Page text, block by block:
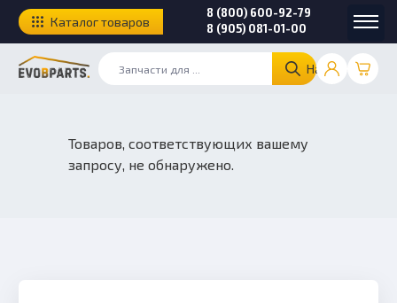
Найти
8 (800) 600-92-79
8 (905) 081-01-00
Каталог товаров
Товаров, соответствующих вашему
запросу, не обнаружено.